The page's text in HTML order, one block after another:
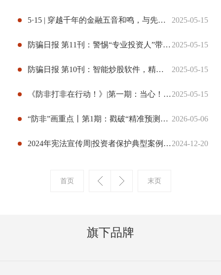
5·15 | 穿越千年的金融五音和鸣，与先贤共守五要五不 2025-05-15
防骗日报 第11刊：警惕“专业投资人”带您购买“内部产品” 2025-05-15
防骗日报 第10刊：智能炒股软件，精准提示操作，可信吗？ 2025-05-15
《防非打非在行动！》|第一期：当心！那些日常里的荐股陷阱 2025-05-15
“防非”画重点丨第1期：戳破“精准预测”套路 拒绝非法AI荐股 2026-05-06
2024年宪法宣传周|投资者保护典型案例 之 泽达易盛欺诈发行特别代表人诉讼案（案例一） 2024-12-20
旗下品牌